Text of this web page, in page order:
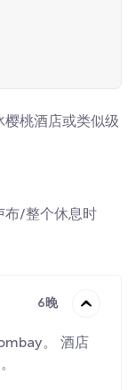
桃酒店或类似级
布/整个休息时
6晚
。 酒店